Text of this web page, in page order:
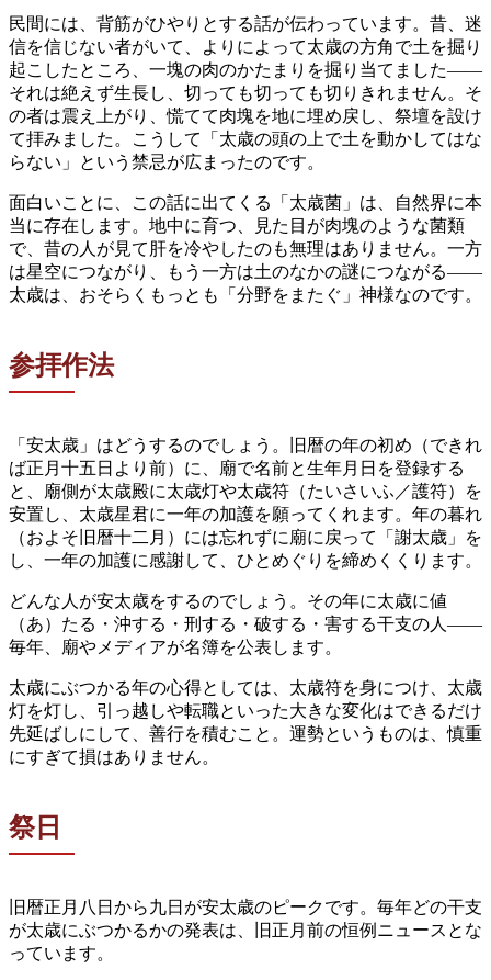
民間には、背筋がひやりとする話が伝わっています。昔、迷
信を信じない者がいて、よりによって太歳の方角で土を掘り
起こしたところ、一塊の肉のかたまりを掘り当てました——
それは絶えず生長し、切っても切っても切りきれません。そ
の者は震え上がり、慌てて肉塊を地に埋め戻し、祭壇を設け
て拝みました。こうして「太歳の頭の上で土を動かしてはな
らない」という禁忌が広まったのです。
面白いことに、この話に出てくる「太歳菌」は、自然界に本
当に存在します。地中に育つ、見た目が肉塊のような菌類
で、昔の人が見て肝を冷やしたのも無理はありません。一方
は星空につながり、もう一方は土のなかの謎につながる——
太歳は、おそらくもっとも「分野をまたぐ」神様なのです。
参拝作法
「安太歳」はどうするのでしょう。旧暦の年の初め（できれ
ば正月十五日より前）に、廟で名前と生年月日を登録する
と、廟側が太歳殿に太歳灯や太歳符（たいさいふ／護符）を
安置し、太歳星君に一年の加護を願ってくれます。年の暮れ
（およそ旧暦十二月）には忘れずに廟に戻って「謝太歳」を
し、一年の加護に感謝して、ひとめぐりを締めくくります。
どんな人が安太歳をするのでしょう。その年に太歳に値
（あ）たる・沖する・刑する・破する・害する干支の人——
毎年、廟やメディアが名簿を公表します。
太歳にぶつかる年の心得としては、太歳符を身につけ、太歳
灯を灯し、引っ越しや転職といった大きな変化はできるだけ
先延ばしにして、善行を積むこと。運勢というものは、慎重
にすぎて損はありません。
祭日
旧暦正月八日から九日が安太歳のピークです。毎年どの干支
が太歳にぶつかるかの発表は、旧正月前の恒例ニュースとな
っています。